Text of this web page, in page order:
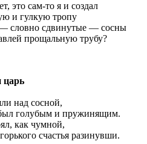
это сам-то я и создал
и гулкую тропу
словно сдвинутые — сосны
прощальную трубу?
царь
над сосной,
голубым и пружинящим.
как чумной,
счастья разинувши.